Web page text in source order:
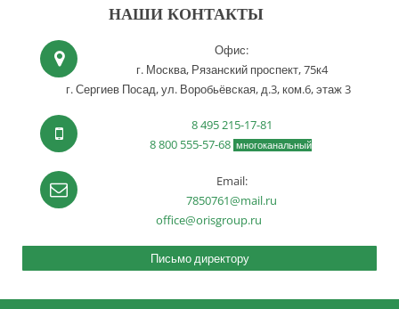
НАШИ КОНТАКТЫ
Офис:
г. Москва, Рязанский проспект, 75к4
г. Сергиев Посад,ул. Воробьёвская, д.3, ком.6, этаж 3
8 495 215-17-81
8 800 555-57-68 многоканальный
Email:
7850761@mail.ru
office@orisgroup.ru
Письмо директору